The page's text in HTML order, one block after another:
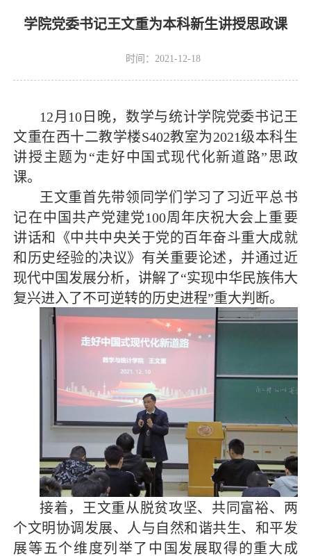
学院党委书记王文重为本科新生讲授思政课
时间：2021-12-18
12月10日晚，数学与统计学院党委书记王
文重在西十二教学楼S402教室为2021级本科生
讲授主题为“走好中国式现代化新道路”思政
课。
王文重首先带领同学们学习了习近平总书
记在中国共产党建党100周年庆祝大会上重要
讲话和《中共中央关于党的百年奋斗重大成就
和历史经验的决议》有关重要论述，并通过近
现代中国发展分析，讲解了“实现中华民族伟大
复兴进入了不可逆转的历史进程”重大判断。
接着，王文重从脱贫攻坚、共同富裕、两
个文明协调发展、人与自然和谐共生、和平发
展等五个维度列举了中国发展取得的重大成